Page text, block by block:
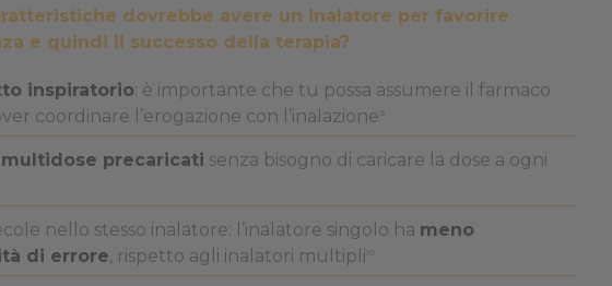
dovrebbe avere un inalatore per favorire
e quindi il successo della terapia?
inspiratorio: è importante che tu possa assumere il farmaco
coordinare l’erogazione con l’inalazione 9
precaricati senza bisogno di caricare la dose a ogni
nello stesso inalatore: l’inalatore singolo ha meno
di errore, rispetto agli inalatori multipli 10